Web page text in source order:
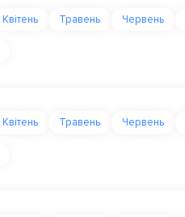
Квітень Травень Червень
Квітень Травень Червень